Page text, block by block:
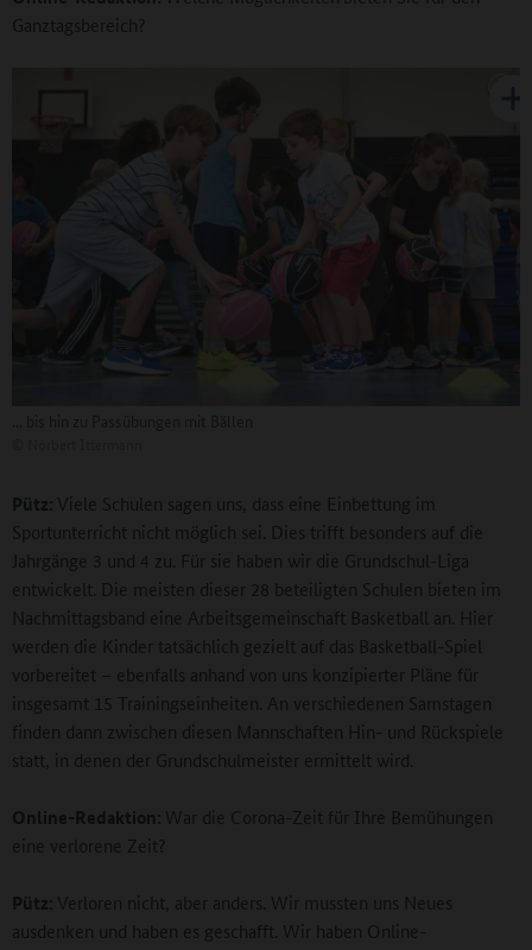
Ganztagsbereich?
Pütz: Viele Schulen sagen uns, dass eine Einbettung im
Sportunterricht nicht möglich sei. Dies trifft besonders auf die
Jahrgänge 3 und 4 zu. Für sie haben wir die Grundschul-Liga
entwickelt. Die meisten dieser 28 beteiligten Schulen bieten im
Nachmittagsband eine Arbeitsgemeinschaft Basketball an. Hier
werden die Kinder tatsächlich gezielt auf das Basketball-Spiel
vorbereitet – ebenfalls anhand von uns konzipierter Pläne für
insgesamt 15 Trainingseinheiten. An verschiedenen Samstagen
finden dann zwischen diesen Mannschaften Hin- und Rückspiele
statt, in denen der Grundschulmeister ermittelt wird.
Online-Redaktion: War die Corona-Zeit für Ihre Bemühungen
eine verlorene Zeit?
Pütz: Verloren nicht, aber anders. Wir mussten uns Neues
ausdenken und haben es geschafft. Wir haben Online-